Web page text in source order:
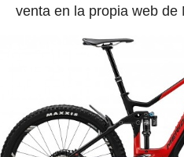
venta en la propia web de